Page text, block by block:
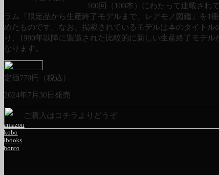
100回（100本）にわたって連載され
ラム『限定品から生産終了モデルまで、レアモノ図鑑』を1
めたものです。なお、掲載されているモデルは本のタイトル
り、1980年以降に製造された比較的に新しい生産終了モデル
なります。
定価770円（税込）
2024年7月30日発売
ご購入はコチラよりどうぞ
amazon
kobo
ibooks
honto